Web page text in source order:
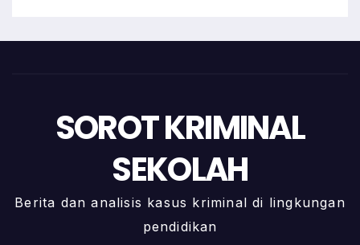
SOROT KRIMINAL
SEKOLAH
Berita dan analisis kasus kriminal di lingkungan
pendidikan